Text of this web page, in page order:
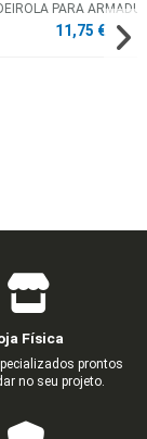
PARA
11,75 €
Física
prontos
no seu projeto.